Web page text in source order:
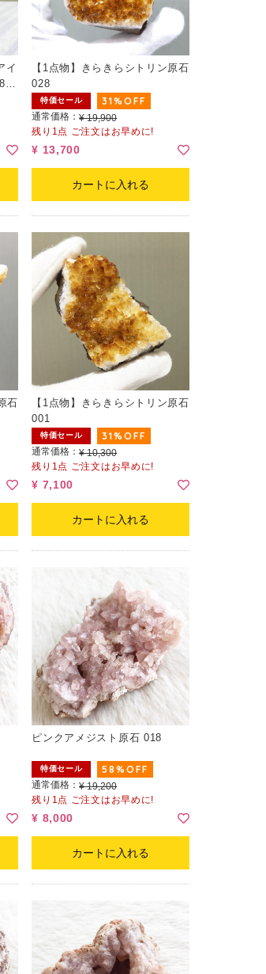
イ
【1点物】きらきらシトリン原石
028
特価セール 31%OFF
通常価格：¥ 19,900
残り1点 ご注文はお早めに!
¥ 13,700
カートに入れる
石
【1点物】きらきらシトリン原石
001
特価セール 31%OFF
通常価格：¥ 10,300
残り1点 ご注文はお早めに!
¥ 7,100
カートに入れる
ピンクアメジスト原石 018
特価セール 58%OFF
通常価格：¥ 19,200
残り1点 ご注文はお早めに!
¥ 8,000
カートに入れる